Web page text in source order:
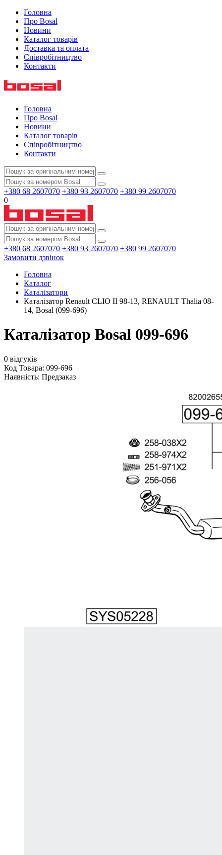
Головна
Про Bosal
Новини
Каталог товарів
Доставка та оплата
Співробітництво
Контакти
Головна
Про Bosal
Новини
Каталог товарів
Співробітництво
Контакти
+380 68 2607070 +380 93 2607070 +380 99 2607070
0
+380 68 2607070 +380 93 2607070 +380 99 2607070
Замовити дзвінок
Головна
Каталог
Каталізатори
Каталізатор Renault CLIO II 98-13, RENAULT Thalia 08-
14, Bosal (099-696)
Каталізатор Bosal 099-696
0 відгуків
Код Товара: 099-696
Наявність: Предзаказ